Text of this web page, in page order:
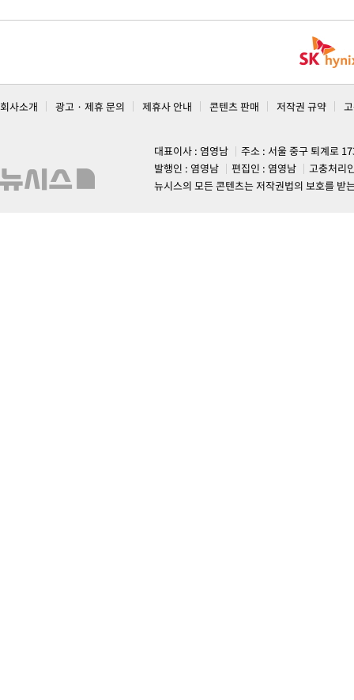
회사소개 광고 · 제휴 문의 제휴사 안내 콘텐츠 판매 저작권 규약
대표이사 : 염영남
주소 : 서울 중구 퇴계로
발행인 : 염영남
편집인 : 염영남
고충처리
뉴시스의 모든 콘텐츠는 저작권법의 보호를